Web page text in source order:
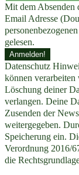
Mit dem Absenden
Email Adresse
gelesen.
Datenschutz
können
Löschung deiner
verlangen. Deine
Zusenden der
weitergegeben.
Speicherung ein.
Verordnung 2016/
die